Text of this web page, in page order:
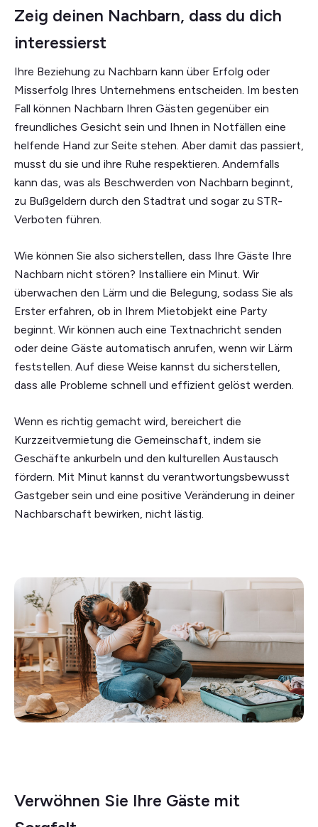
Zeig deinen Nachbarn, dass du dich
interessierst
Ihre Beziehung zu Nachbarn kann über Erfolg oder
Misserfolg Ihres Unternehmens entscheiden. Im besten
Fall können Nachbarn Ihren Gästen gegenüber ein
freundliches Gesicht sein und Ihnen in Notfällen eine
helfende Hand zur Seite stehen. Aber damit das passiert,
musst du sie und ihre Ruhe respektieren. Andernfalls
kann das, was als Beschwerden von Nachbarn beginnt,
zu Bußgeldern durch den Stadtrat und sogar zu STR-
Verboten führen.
Wie können Sie also sicherstellen, dass Ihre Gäste Ihre
Nachbarn nicht stören? Installiere ein Minut. Wir
überwachen den Lärm und die Belegung, sodass Sie als
Erster erfahren, ob in Ihrem Mietobjekt eine Party
beginnt. Wir können auch eine Textnachricht senden
oder deine Gäste automatisch anrufen, wenn wir Lärm
feststellen. Auf diese Weise kannst du sicherstellen,
dass alle Probleme schnell und effizient gelöst werden.
Wenn es richtig gemacht wird, bereichert die
Kurzzeitvermietung die Gemeinschaft, indem sie
Geschäfte ankurbeln und den kulturellen Austausch
fördern. Mit Minut kannst du verantwortungsbewusst
Gastgeber sein und eine positive Veränderung in deiner
Nachbarschaft bewirken, nicht lästig.
Verwöhnen Sie Ihre Gäste mit